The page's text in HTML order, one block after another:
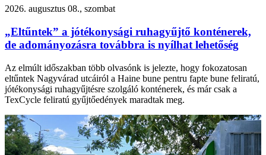
2026. augusztus 08., szombat
„Eltűntek” a jótékonysági ruhagyűjtő konténerek,
de adományozásra továbbra is nyílhat lehetőség
Az elmúlt időszakban több olvasónk is jelezte, hogy fokozatosan
eltűntek Nagyvárad utcáiról a Haine bune pentru fapte bune feliratú,
jótékonysági ruhagyűjtésre szolgáló konténerek, és már csak a
TexCycle feliratú gyűjtőedények maradtak meg.